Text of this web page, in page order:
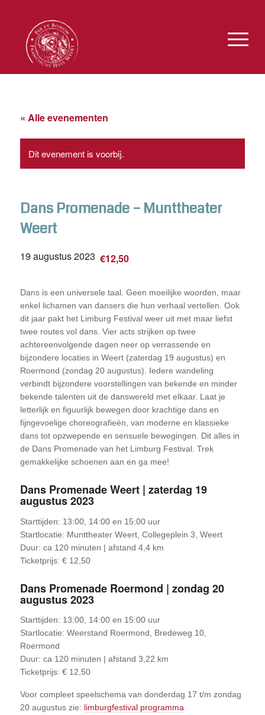
« Alle evenementen
Dit evenement is voorbij.
Dans Promenade – Munttheater
Weert
19 augustus 2023 €12,50
Dans is een universele taal. Geen moeilijke woorden, maar
enkel lichamen van dansers die hun verhaal vertellen. Ook
dit jaar pakt het Limburg Festival weer uit met maar liefst
twee routes vol dans. Vier acts strijken op twee
achtereenvolgende dagen neer op verrassende en
bijzondere locaties in Weert (zaterdag 19 augustus) en
Roermond (zondag 20 augustus). Iedere wandeling
verbindt bijzondere voorstellingen van bekende en minder
bekende talenten uit de danswereld met elkaar. Laat je
letterlijk en figuurlijk bewegen door krachtige dans en
fijngevoelige choreografieën, van moderne en klassieke
dans tot opzwepende en sensuele bewegingen. Dit alles in
de Dans Promenade van het Limburg Festival. Trek
gemakkelijke schoenen aan en ga mee!
Dans Promenade Weert | zaterdag 19
augustus 2023
Starttijden: 13:00, 14:00 en 15:00 uur
Startlocatie: Munttheater Weert, Collegeplein 3, Weert
Duur: ca 120 minuten | afstand 4,4 km
Ticketprijs: € 12,50
Dans Promenade Roermond | zondag 20
augustus 2023
Starttijden: 13:00, 14:00 en 15:00 uur
Startlocatie: Weerstand Roermond, Bredeweg 10,
Roermond
Duur: ca 120 minuten | afstand 3,22 km
Ticketprijs: € 12,50
Voor compleet speelschema van donderdag 17 t/m zondag
20 augustus zie: limburgfestival programma